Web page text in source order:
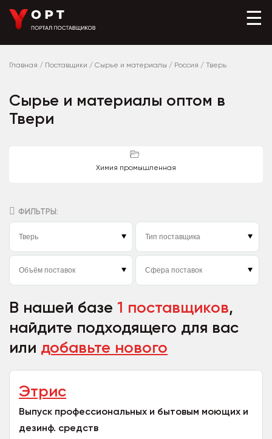
☰
Главная / Поставщики / Сырье и материалы / Россия / Тверь
Сырье и материалы оптом в
Твери
Химия промышленная
ФИЛЬТРЫ:
В нашей базе 1 поставщиков,
найдите подходящего для вас
или добавьте нового
Этрис
Выпуск профессиональных и бытовым моющих и
дезинф. средств